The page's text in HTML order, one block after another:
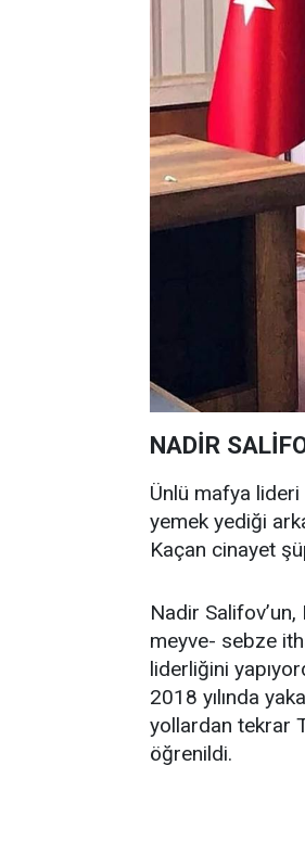
NADİR
Ünlü mafya lideri
yemek yediği
Kaçan cinayet
Nadir
meyve- sebze
liderliğini
2018 yılında
yollardan tekrar
öğrenildi.